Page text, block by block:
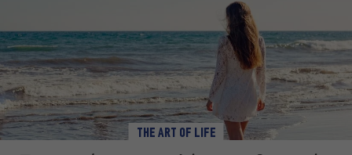
THE ART OF LIFE